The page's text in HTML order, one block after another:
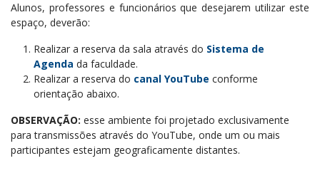
Alunos, professores e funcionários que desejarem utilizar este
espaço, deverão:
Realizar a reserva da sala através do Sistema de
Agenda da faculdade.
Realizar a reserva do canal YouTube conforme
orientação abaixo.
OBSERVAÇÃO: esse ambiente foi projetado exclusivamente
para transmissões através do YouTube, onde um ou mais
participantes estejam geograficamente distantes.